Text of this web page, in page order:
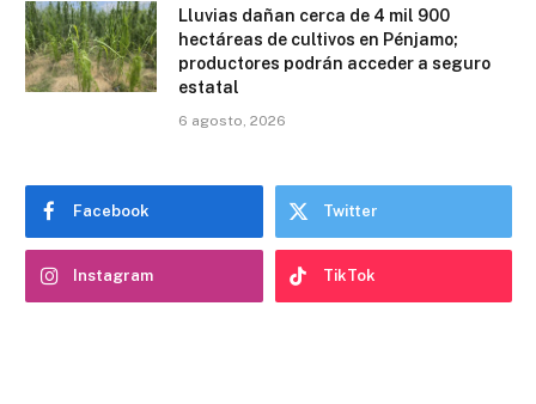
Lluvias dañan cerca de 4 mil 900
hectáreas de cultivos en Pénjamo;
productores podrán acceder a seguro
estatal
6 agosto, 2026
Facebook Twitter
Instagram TikTok